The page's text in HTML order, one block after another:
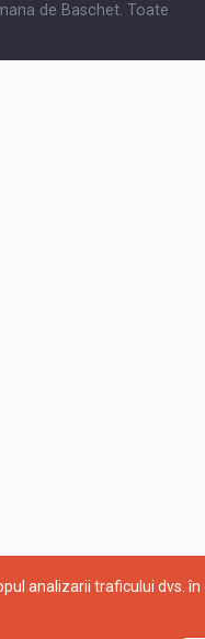
de Baschet. Toate
analizarii traficului dvs. în